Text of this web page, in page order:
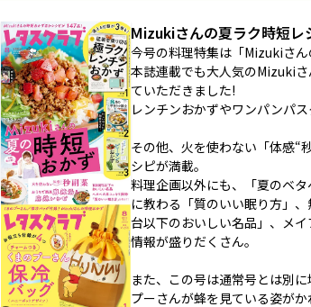
Mizukiさんの夏ラク時短レ
今号の料理特集は「Mizukiさん
本誌連載でも大人気のMizuki
ていただきました!
レンチンおかずやワンパンパ
その他、火を使わない「体感“
シピが満載。
料理企画以外にも、「夏のベ
に教わる「質のいい眠り方」
台以下のおいしい名品」、メ
情報が盛りだくさん。
また、この号は通常号とは別
プーさんが蜂を見ている姿が